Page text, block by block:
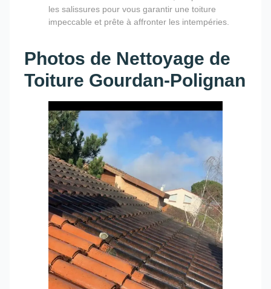
les salissures pour vous garantir une toiture
impeccable et prête à affronter les intempéries.
Photos de Nettoyage de
Toiture Gourdan-Polignan